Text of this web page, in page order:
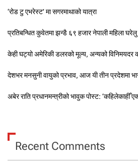
‘रोड टु एभरेस्ट’ मा सगरमाथाको यात्रा
प्रतिबन्धित कुवेतमा झन्डै ६९ हजार नेपाली महिला
केही घट्यो अमेरिकी डलरको मूल्य, अन्यको विनिमयदर
देशभर मनसुनी वायुको प्रभाव, आज यी तीन प्रदेशमा
अबेर राति प्रधानमन्त्रीको भावुक पोस्ट: ‘कहिलेकाहीँ
Recent Comments